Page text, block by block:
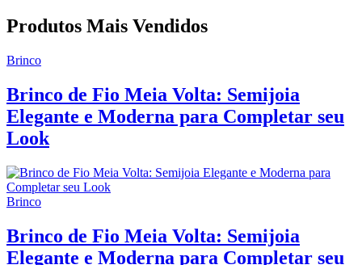
Produtos Mais Vendidos
Brinco
Brinco de Fio Meia Volta: Semijoia
Elegante e Moderna para Completar seu
Look
Brinco
Brinco de Fio Meia Volta: Semijoia
Elegante e Moderna para Completar seu